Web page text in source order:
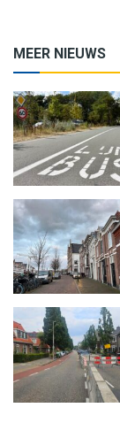
MEER NIEUWS